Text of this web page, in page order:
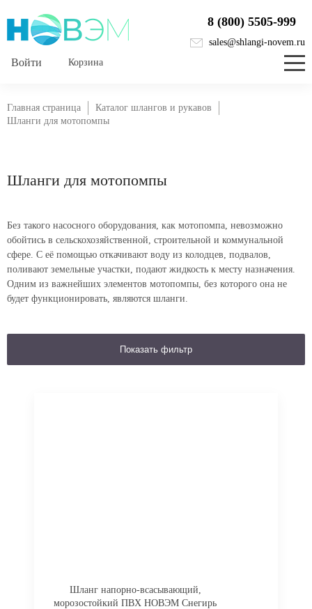
8 (800) 5505-999
sales@shlangi-novem.ru
Корзина
Главная страница
Каталог шлангов и рукавов
Шланги для мотопомпы
Шланги для мотопомпы
Без такого насосного оборудования, как мотопомпа, невозможно
обойтись в сельскохозяйственной, строительной и коммунальной
сфере. С её помощью откачивают воду из колодцев, подвалов,
поливают земельные участки, подают жидкость к месту назначения.
Одним из важнейших элементов мотопомпы, без которого она не
будет функционировать, являются шланги.
Показать фильтр
Шланг напорно-всасывающий,
морозостойкий ПВХ НОВЭМ Снегирь